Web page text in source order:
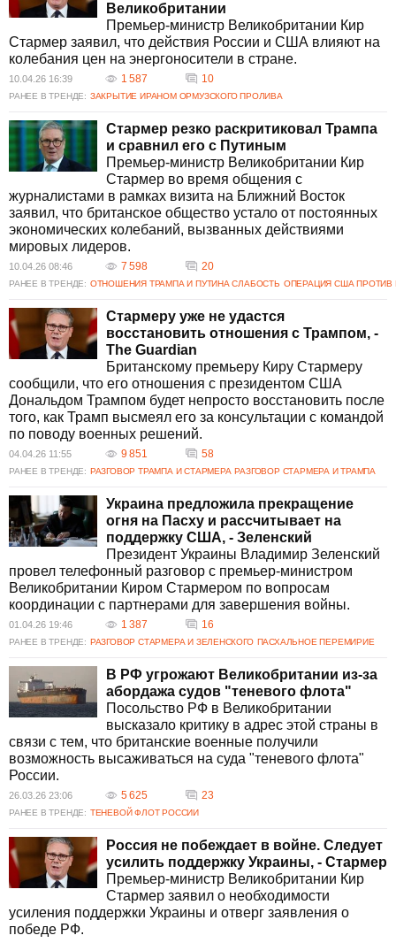
Великобритании
Премьер-министр Великобритании Кир
Стармер заявил, что действия России и США влияют на
колебания цен на энергоносители в стране.
10.04.26 16:39 1 587 10
РАНЕЕ В ТРЕНДЕ: ЗАКРЫТИЕ ИРАНОМ ОРМУЗСКОГО ПРОЛИВА
Стармер резко раскритиковал Трампа
и сравнил его с Путиным
Премьер-министр Великобритании Кир
Стармер во время общения с
журналистами в рамках визита на Ближний Восток
заявил, что британское общество устало от постоянных
экономических колебаний, вызванных действиями
мировых лидеров.
10.04.26 08:46 7 598 20
РАНЕЕ В ТРЕНДЕ: ОТНОШЕНИЯ ТРАМПА И ПУТИНА СЛАБОСТЬ ОПЕРАЦИЯ США ПРОТИВ
Стармеру уже не удастся
восстановить отношения с Трампом, -
The Guardian
Британскому премьеру Киру Стармеру
сообщили, что его отношения с президентом США
Дональдом Трампом будет непросто восстановить после
того, как Трамп высмеял его за консультации с командой
по поводу военных решений.
04.04.26 11:55 9 851 58
РАНЕЕ В ТРЕНДЕ: РАЗГОВОР ТРАМПА И СТАРМЕРА РАЗГОВОР СТАРМЕРА И ТРАМПА
Украина предложила прекращение
огня на Пасху и рассчитывает на
поддержку США, - Зеленский
Президент Украины Владимир Зеленский
провел телефонный разговор с премьер-министром
Великобритании Киром Стармером по вопросам
координации с партнерами для завершения войны.
01.04.26 19:46 1 387 16
РАНЕЕ В ТРЕНДЕ: РАЗГОВОР СТАРМЕРА И ЗЕЛЕНСКОГО ПАСХАЛЬНОЕ ПЕРЕМИРИЕ
В РФ угрожают Великобритании из-за
абордажа судов "теневого флота"
Посольство РФ в Великобритании
высказало критику в адрес этой страны в
связи с тем, что британские военные получили
возможность высаживаться на суда "теневого флота"
России.
26.03.26 23:06 5 625 23
РАНЕЕ В ТРЕНДЕ: ТЕНЕВОЙ ФЛОТ РОССИИ
Россия не побеждает в войне. Следует
усилить поддержку Украины, - Стармер
Премьер-министр Великобритании Кир
Стармер заявил о необходимости
усиления поддержки Украины и отверг заявления о
победе РФ.